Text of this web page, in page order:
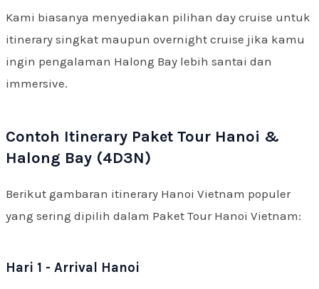
Kami biasanya menyediakan pilihan day cruise untuk
itinerary singkat maupun overnight cruise jika kamu
ingin pengalaman Halong Bay lebih santai dan
immersive.
Contoh Itinerary Paket Tour Hanoi &
Halong Bay (4D3N)
Berikut gambaran itinerary Hanoi Vietnam populer
yang sering dipilih dalam Paket Tour Hanoi Vietnam:
Hari 1 - Arrival Hanoi